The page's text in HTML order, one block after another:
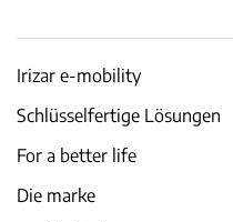
Irizar e-mobility
Schlüsselfertige Lösungen
For a better life
Die marke